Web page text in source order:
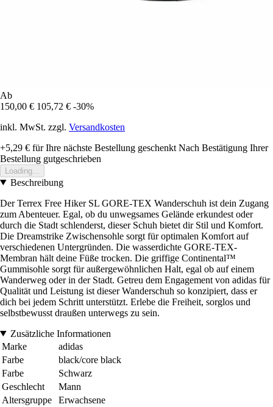
Ab
150,00 € 105,72 € -30%
inkl. MwSt. zzgl. Versandkosten
+5,29 € für Ihre nächste Bestellung geschenkt Nach Bestätigung Ihrer
Bestellung gutgeschrieben
Loading...
Beschreibung
Der Terrex Free Hiker SL GORE-TEX Wanderschuh ist dein Zugang
zum Abenteuer. Egal, ob du unwegsames Gelände erkundest oder
durch die Stadt schlenderst, dieser Schuh bietet dir Stil und Komfort.
Die Dreamstrike Zwischensohle sorgt für optimalen Komfort auf
verschiedenen Untergründen. Die wasserdichte GORE-TEX-
Membran hält deine Füße trocken. Die griffige Continental™
Gummisohle sorgt für außergewöhnlichen Halt, egal ob auf einem
Wanderweg oder in der Stadt. Getreu dem Engagement von adidas für
Qualität und Leistung ist dieser Wanderschuh so konzipiert, dass er
dich bei jedem Schritt unterstützt. Erlebe die Freiheit, sorglos und
selbstbewusst draußen unterwegs zu sein.
Zusätzliche Informationen
Marke
adidas
Farbe
black/core black
Farbe
Schwarz
Geschlecht
Mann
Altersgruppe
Erwachsene